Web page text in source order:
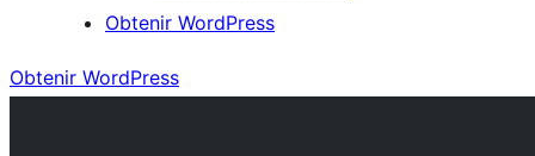
Obtenir WordPress
Obtenir WordPress